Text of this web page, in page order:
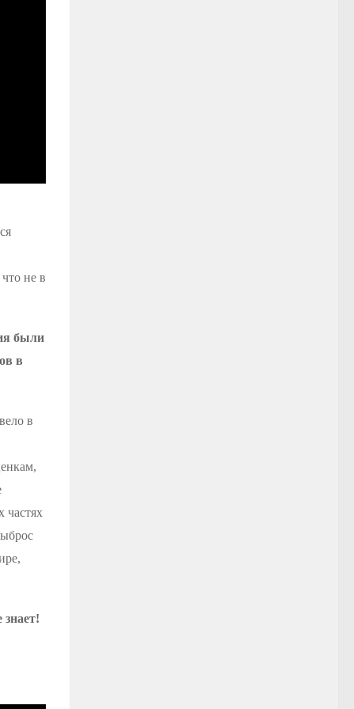
не в
были
в
в
частях
знает!